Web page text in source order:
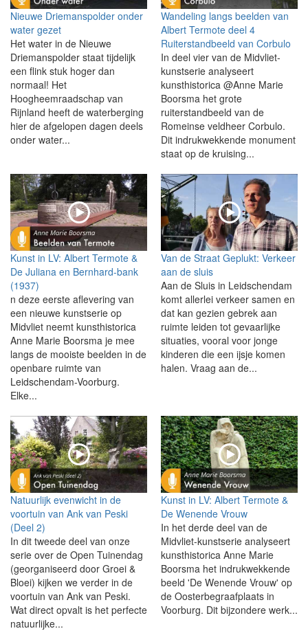
Nieuwe Driemanspolder onder
water gezet
Het water in de Nieuwe
Driemanspolder staat tijdelijk
een flink stuk hoger dan
normaal! Het
Hoogheemraadschap van
Rijnland heeft de waterberging
hier de afgelopen dagen deels
onder water...
Wandeling langs beelden van
Albert Termote deel 4
Ruiterstandbeeld van Corbulo
In deel vier van de Midvliet-
kunstserie analyseert
kunsthistorica @Anne Marie
Boorsma het grote
ruiterstandbeeld van de
Romeinse veldheer Corbulo.
Dit indrukwekkende monument
staat op de kruising...
Kunst in LV: Albert Termote &
De Juliana en Bernhard-bank
(1937)
n deze eerste aflevering van
een nieuwe kunstserie op
Midvliet neemt kunsthistorica
Anne Marie Boorsma je mee
langs de mooiste beelden in de
openbare ruimte van
Leidschendam-Voorburg.
Elke...
Van de Straat Geplukt: Verkeer
aan de sluis
Aan de Sluis in Leidschendam
komt allerlei verkeer samen en
dat kan gezien gebrek aan
ruimte leiden tot gevaarlijke
situaties, vooral voor jonge
kinderen die een ijsje komen
halen. Vraag aan de...
Natuurlijk evenwicht in de
voortuin van Ank van Peski
(Deel 2)
In dit tweede deel van onze
serie over de Open Tuinendag
(georganiseerd door Groei &
Bloei) kijken we verder in de
voortuin van Ank van Peski.
Wat direct opvalt is het perfecte
natuurlijke...
Kunst in LV: Albert Termote &
De Wenende Vrouw
In het derde deel van de
Midvliet-kunstserie analyseert
kunsthistorica Anne Marie
Boorsma het indrukwekkende
beeld 'De Wenende Vrouw' op
de Oosterbegraafplaats in
Voorburg. Dit bijzondere werk...